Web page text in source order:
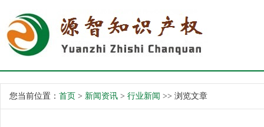
您当前位置： 首页 > 新闻资讯 > 行业新闻 >> 浏览文章